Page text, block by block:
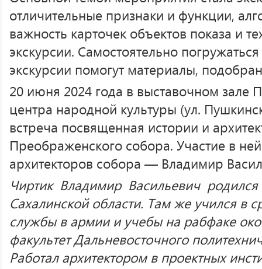
отличительные признаки и функции,
важность карточек объектов показа и
экскурсии. Самостоятельно
экскурсии помогут материалы,
20 июня 2024 года в выставочном зале
центра народной культуры (ул.
встреча посвященная истории и
Преображенского собора. Участие в
архитекторов собора — Владимир
Чиртик Владимир Васильевич родился
Сахалинской области. Там же учился в
службы в армии и учебы на рабфаке
факультет Дальневосточного
Работал архитектором в проектных